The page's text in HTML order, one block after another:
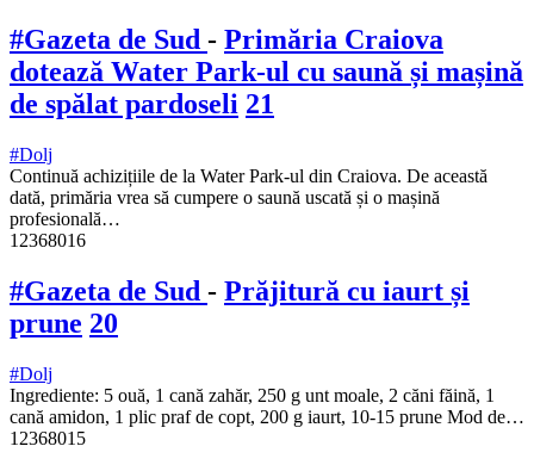
#Gazeta de Sud - Primăria Craiova
dotează Water Park-ul cu saună și mașină
de spălat pardoseli 21
#Dolj
Continuă achizițiile de la Water Park-ul din Craiova. De această
dată, primăria vrea să cumpere o saună uscată și o mașină
profesională…
12368016
#Gazeta de Sud - Prăjitură cu iaurt și
prune 20
#Dolj
Ingrediente: 5 ouă, 1 cană zahăr, 250 g unt moale, 2 căni făină, 1
cană amidon, 1 plic praf de copt, 200 g iaurt, 10-15 prune Mod de…
12368015